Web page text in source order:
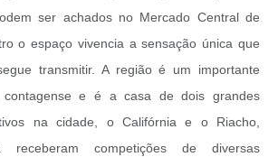
ser achados no Mercado Central de
o espaço vivencia a sensação única que
transmitir. A região é um importante
contagense e é a casa de dois grandes
na cidade, o Califórnia e o Riacho,
competições de diversas